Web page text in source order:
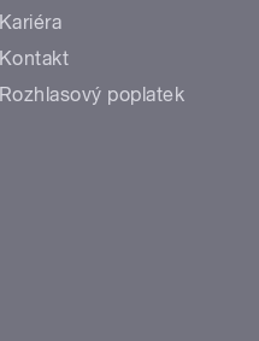
Kariéra
Kontakt
Rozhlasový poplatek